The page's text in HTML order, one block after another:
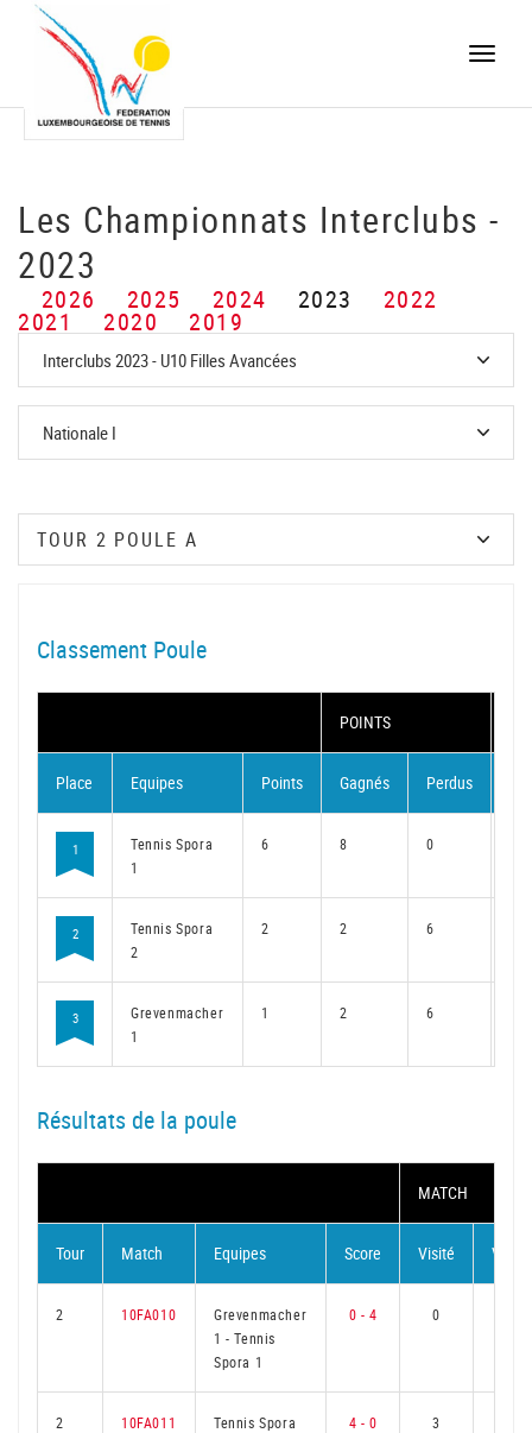
Toggle
Les Championnats Interclubs -
2023
2026 2025 2024 2023 2022
2021 2020 2019
Classement Poule
POINTS
Place Equipes Points Gagnés Perdus
1
Tennis Spora
1
6 8 0
2
Tennis Spora
2
2 2 6
3
Grevenmacher
1
1 2 6
Résultats de la poule
MATCH
Tour Match Equipes Score Visité
2 10FA010
Grevenmacher
1-Tennis
Spora 1
0 - 4 0
2 10FA011
Tennis Spora
4 - 0 3